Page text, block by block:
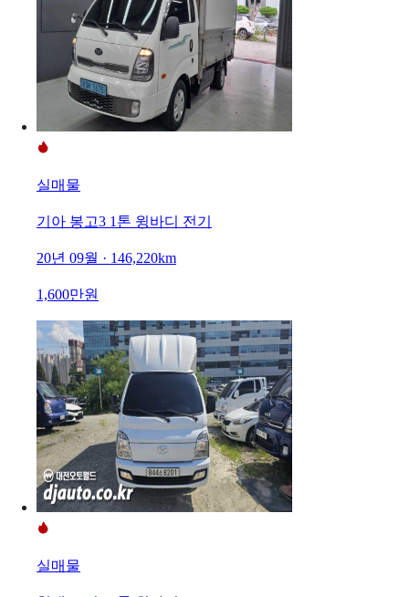
실매물
기아 봉고3 1톤 윙바디 전기
20년 09월 · 146,220km
1,600만원
실매물